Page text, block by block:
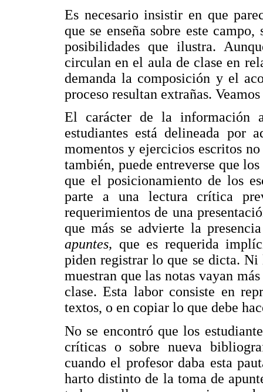
Es necesario insistir en que
que se enseña sobre este
posibilidades que ilustra.
circulan en el aula de clase en
demanda la composición y el
proceso resultan extrañas.
El carácter de la información
estudiantes está delineada por
momentos y ejercicios escritos
también, puede entreverse que
que el posicionamiento de los
parte a una lectura crítica
requerimientos de una
que más se advierte la
apuntes, que es requerida
piden registrar lo que se dicta. Ni
muestran que las notas vayan
clase. Esta labor consiste en
textos, o en copiar lo que debe
No se encontró que los
críticas o sobre nueva
cuando el profesor daba esta
harto distinto de la toma de